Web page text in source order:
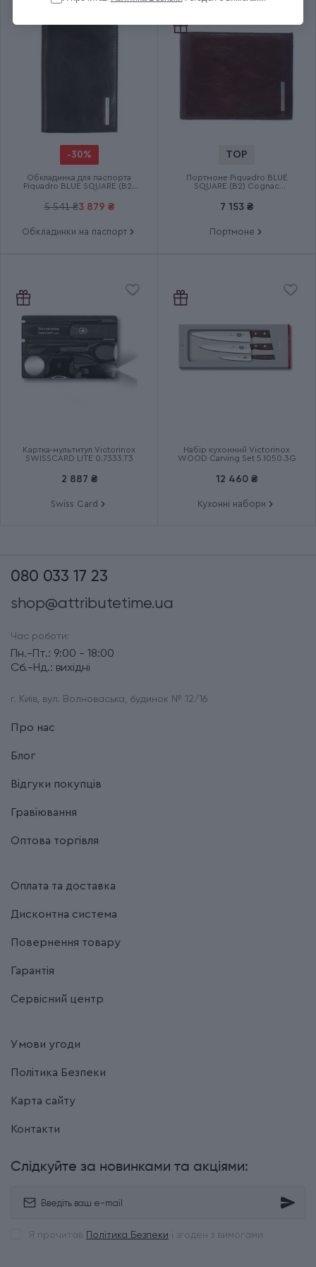
Колір пера Золотистий
Діаметр (см)
Вага (кг) 0.032
Група
Термін гарантії
-30%
Обкладинка для паспорта
Piquadro BLUE SQUARE (B2)
5 541 ₴3 879 ₴
Обкладинки на паспорт
TOP
Портмоне Piquadro BLUE
SQUARE (B2) Cognac
7 153 ₴
Портмоне
Картка-мультитул Victorinox
SWISSCARD LITE 0.7333.T3
2 887 ₴
Swiss Card
Набір кухонний Victorinox
WOOD Carving Set 5.1050.3G
12 460 ₴
Кухонні набори
080 033 17 23
shop@attributetime.ua
Час роботи:
Пн.-Пт.: 9:00 - 18:00
Сб.-Нд.: вихідні
г. Київ, вул. Волноваська, будинок № 12/16
Про нас
Блог
Відгуки покупців
Гравіювання
Оптова торгівля
Оплата та доставка
Дисконтна система
Повернення товару
Гарантія
Сервісний центр
Умови угоди
Політика Безпеки
Карта сайту
Контакти
Слідкуйте за новинками та акціями:
Я прочитав Політика Безпеки і згоден з вимогами